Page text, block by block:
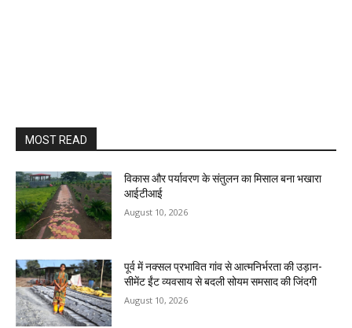
MOST READ
विकास और पर्यावरण के संतुलन का मिसाल बना भखारा
आईटीआई
August 10, 2026
पूर्व में नक्सल प्रभावित गांव से आत्मनिर्भरता की उड़ान-
सीमेंट ईंट व्यवसाय से बदली सोयम समसाद की जिंदगी
August 10, 2026